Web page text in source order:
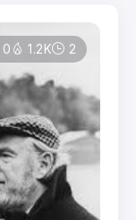
0 1.2K 2